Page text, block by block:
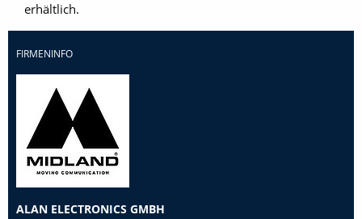
erhältlich.
FIRMENINFO
ALAN ELECTRONICS GMBH